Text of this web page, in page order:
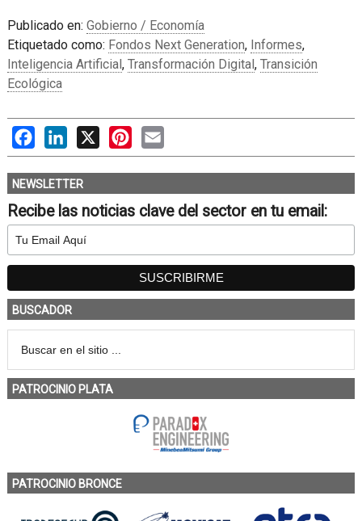
Publicado en: Gobierno / Economía
Etiquetado como: Fondos Next Generation, Informes,
Inteligencia Artificial , Transformación Digital , Transición
Ecológica
FacebookLinkedIn Pinterest
NEWSLETTER
Recibe las noticias clave del sector en tu email:
BUSCADOR
PATROCINIO PLATA
PATROCINIO BRONCE